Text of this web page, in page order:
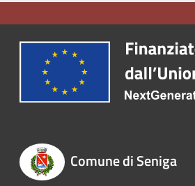
Comune di Seniga